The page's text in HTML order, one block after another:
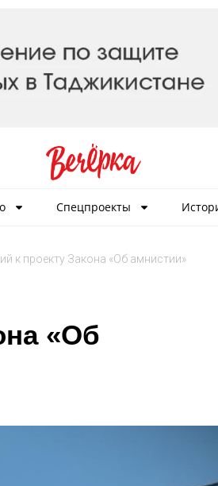
Спецпроекты
к проекту Закона «Об амнистии»
«Об